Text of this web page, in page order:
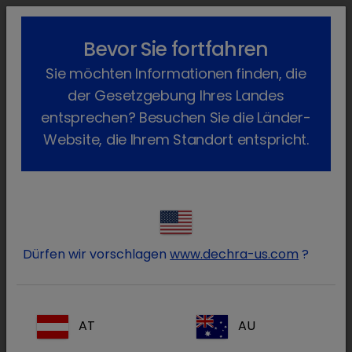
lock_outline search menu
Apothekenpflichtig
Dysticum Zurück
Dysticum
Bevor Sie fortfahren
Sie möchten Informationen finden, die
der Gesetzgebung Ihres Landes
entsprechen? Besuchen Sie die Länder-
Website, die Ihrem Standort entspricht.
Dürfen wir vorschlagenwww.dechra-us.com ?
AT AU